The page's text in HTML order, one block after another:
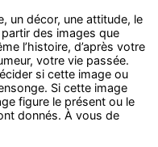
un décor, une attitude, le
des images que
l’histoire, d’après votre
votre vie passée.
si cette image ou
Si cette image
figure le présent ou le
donnés. À vous de